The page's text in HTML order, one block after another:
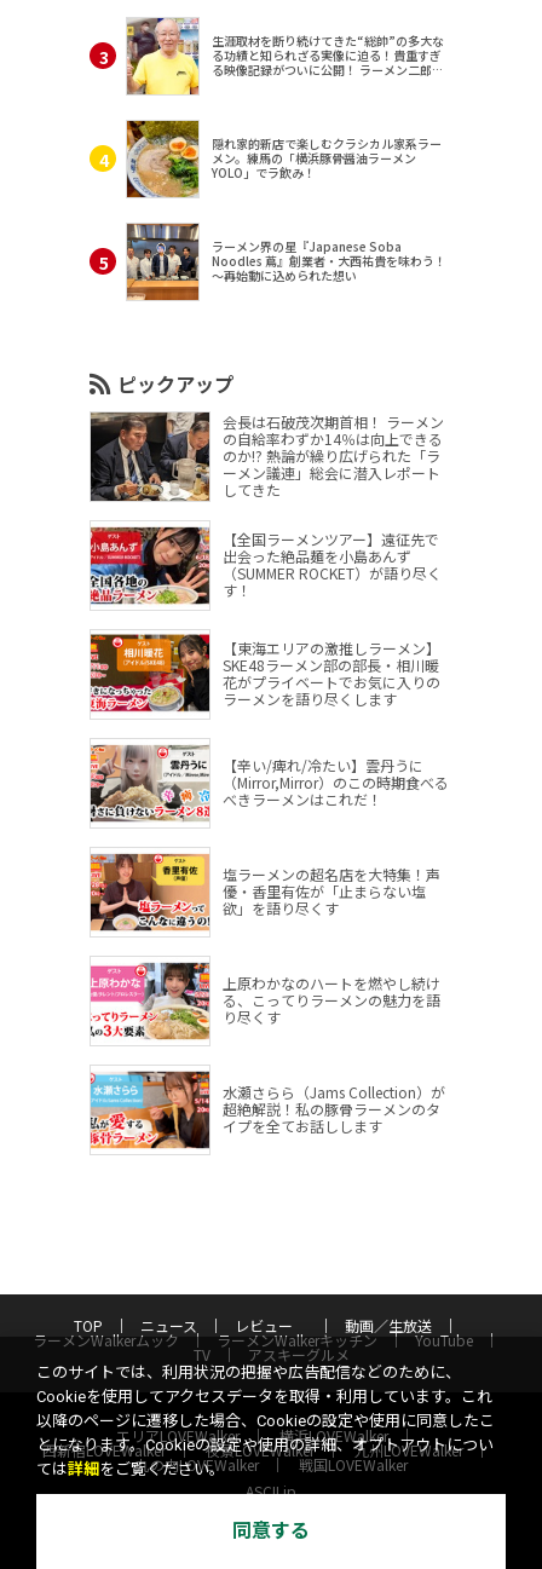
生涯取材を断り続けてきた“総帥”の多大な
る功績と知られざる実像に迫る！貴重すぎ
る映像記録がついに公開！ ラーメン二郎
隠れ家的新店で楽しむクラシカル家系ラー
メン。練馬の「横浜豚骨醤油ラーメン
YOLO」でラ飲み！
ラーメン界の星『Japanese Soba
Noodles 蔦』創業者・大西祐貴を味わう！
～再始動に込められた想い
ピックアップ
会長は石破茂次期首相！ ラーメン
の自給率わずか14％は向上できる
のか!? 熱論が繰り広げられた「ラ
ーメン議連」総会に潜入レポート
してきた
【全国ラーメンツアー】遠征先で
出会った絶品麺を小島あんず
（SUMMER ROCKET）が語り尽く
す！
【東海エリアの激推しラーメン】
SKE48ラーメン部の部長・相川暖
花がプライベートでお気に入りの
ラーメンを語り尽くします
【辛い/痺れ/冷たい】雲丹うに
（Mirror,Mirror）のこの時期食べる
べきラーメンはこれだ！
塩ラーメンの超名店を大特集！声
優・香里有佐が「止まらない塩
欲」を語り尽くす
上原わかなのハートを燃やし続け
る、こってりラーメンの魅力を語
り尽くす
水瀬さらら（Jams Collection）が
超絶解説！私の豚骨ラーメンのタ
イプを全てお話しします
TOP ニュース レビュー 動画／生放送
ラーメンWalkerムック ラーメンWalkerキッチン YouTube
TV アスキーグルメ
エリアLOVEWalker 横浜LOVEWalker
西新宿LOVEWalker 夜景LOVEWalker 九州LOVEWalker
丸の内LOVEWalker
戦国LOVEWalker
ASCII.jp
プライバシーポリシー
お問い合わせ
このサイトでは、利用状況の把握や広告配信などのために、
Cookieを使用してアクセスデータを取得・利用しています。これ
以降のページに遷移した場合、Cookieの設定や使用に同意したこ
とになります。Cookieの設定や使用の詳細、オプトアウトについ
ては詳細 をご覧ください。
同意する